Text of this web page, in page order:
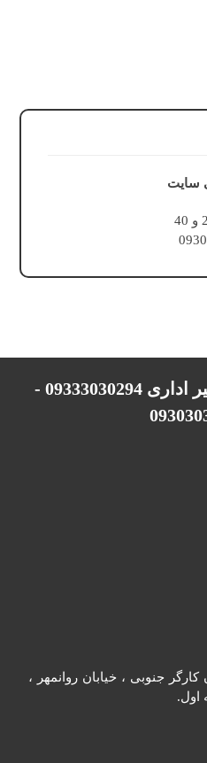
سایت
پشتیبانی در ساعات غیر اداری 09333030294 -
کارگر جنوبی ، خیابان روانمهر ،